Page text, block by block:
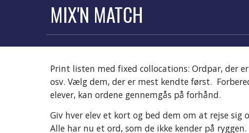
MIX'N MATCH
Print listen med fixed collocations: Ordpar, der
osv. Vælg dem, der er mest kendte først.
elever, kan ordene gennemgås på forhånd.
Giv hver elev et kort og bed dem om at rejse
Alle har nu et ord, som de ikke kender på ryggen.